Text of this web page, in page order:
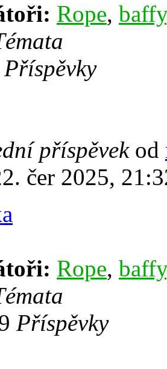
Rope, baffy
Příspěvky
příspěvekod
čer 2025,
Rope, baffy
Příspěvky